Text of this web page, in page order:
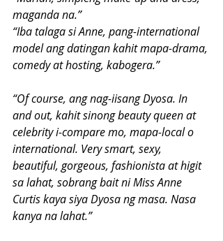
maganda na.”
“Iba talaga si Anne, pang-international
model ang datingan kahit mapa-drama,
comedy at hosting, kabogera.”
“Of course, ang nag-iisang Dyosa. In
and out, kahit sinong beauty queen at
celebrity i-compare mo, mapa-local o
international. Very smart, sexy,
beautiful, gorgeous, fashionista at higit
sa lahat, sobrang bait ni Miss Anne
Curtis kaya siya Dyosa ng masa. Nasa
kanya na lahat.”